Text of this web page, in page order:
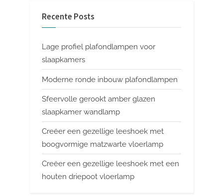
Recente Posts
Lage profiel plafondlampen voor
slaapkamers
Moderne ronde inbouw plafondlampen
Sfeervolle gerookt amber glazen
slaapkamer wandlamp
Creëer een gezellige leeshoek met
boogvormige matzwarte vloerlamp
Creëer een gezellige leeshoek met een
houten driepoot vloerlamp